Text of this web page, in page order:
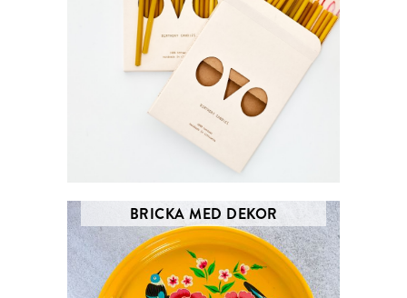
BRICKA MED DEKOR